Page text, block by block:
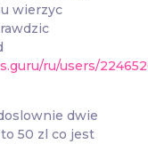
wierzyc
ru/users/
dwie
50 zl co jest